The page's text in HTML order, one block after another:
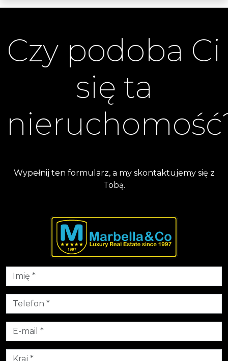
Czy podoba Ci
się ta
Wypełnij ten formularz, a my skontaktujemy się z
Tobą.